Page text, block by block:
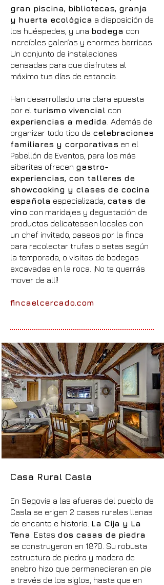
gran piscina, bibliotecas, granja
y huerta ecológica a disposición de
los huéspedes, y una bodega con
increíbles galerías y enormes barricas.
Un conjunto de instalaciones
pensadas para que disfrutes al
máximo tus días de estancia.
Han desarrollado una clara apuesta
por el turismo vivencial con
experiencias a medida . Además de
organizar todo tipo de celebraciones
familiares y corporativas en el
Pabellón de Eventos, para los más
sibaritas ofrecen gastro-
experiencias, con talleres de
showcooking y clases de cocina
española especializada, catas de
vino con maridajes y degustación de
productos delicatessen locales con
un chef invitado, paseos por la finca
para recolectar trufas o setas según
la temporada, o visitas de bodegas
excavadas en la roca. ¡No te querrás
mover de allí!
fincaelcercado.com
Casa Rural Casla
En Segovia a las afueras del pueblo de
Casla se erigen 2 casas rurales llenas
de encanto e historia: La Cija y La
Tena . Estas dos casas de piedra
se construyeron en 1870. Su robusta
estructura de piedra y madera de
enebro hizo que permanecieran en pie
a través de los siglos, hasta que en